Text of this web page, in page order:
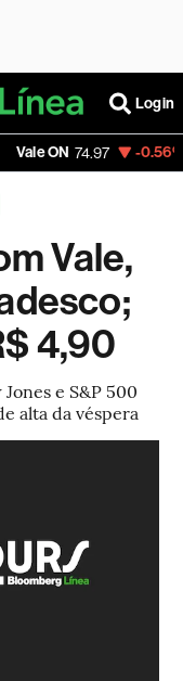
Login
-0.56% Itaú PN
Vale,
4,90
e S&P 500
alta da véspera